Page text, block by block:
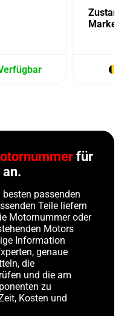
Zustand:
Marke:
für
passenden
Teile liefern
Motornummer oder
Motors
Information
genaue
die
und die am
zu
Kosten und